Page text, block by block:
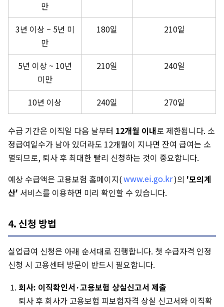
만
3년 이상 ~ 5년 미
만
180일 210일
5년 이상 ~ 10년
미만
210일 240일
10년 이상 240일 270일
수급 기간은 이직일 다음 날부터 12개월 이내로 제한됩니다. 소
정급여일수가 남아 있더라도 12개월이 지나면 잔여 급여는 소
멸되므로, 퇴사 후 최대한 빨리 신청하는 것이 중요합니다.
예상 수급액은 고용보험 홈페이지(www.ei.go.kr)의 '모의계
산' 서비스를 이용하면 미리 확인할 수 있습니다.
4. 신청 방법
실업급여 신청은 아래 순서대로 진행합니다. 첫 수급자격 인정
신청 시 고용센터 방문이 반드시 필요합니다.
회사: 이직확인서·고용보험 상실신고서 제출
퇴사 후 회사가 고용보험 피보험자격 상실 신고서와 이직확